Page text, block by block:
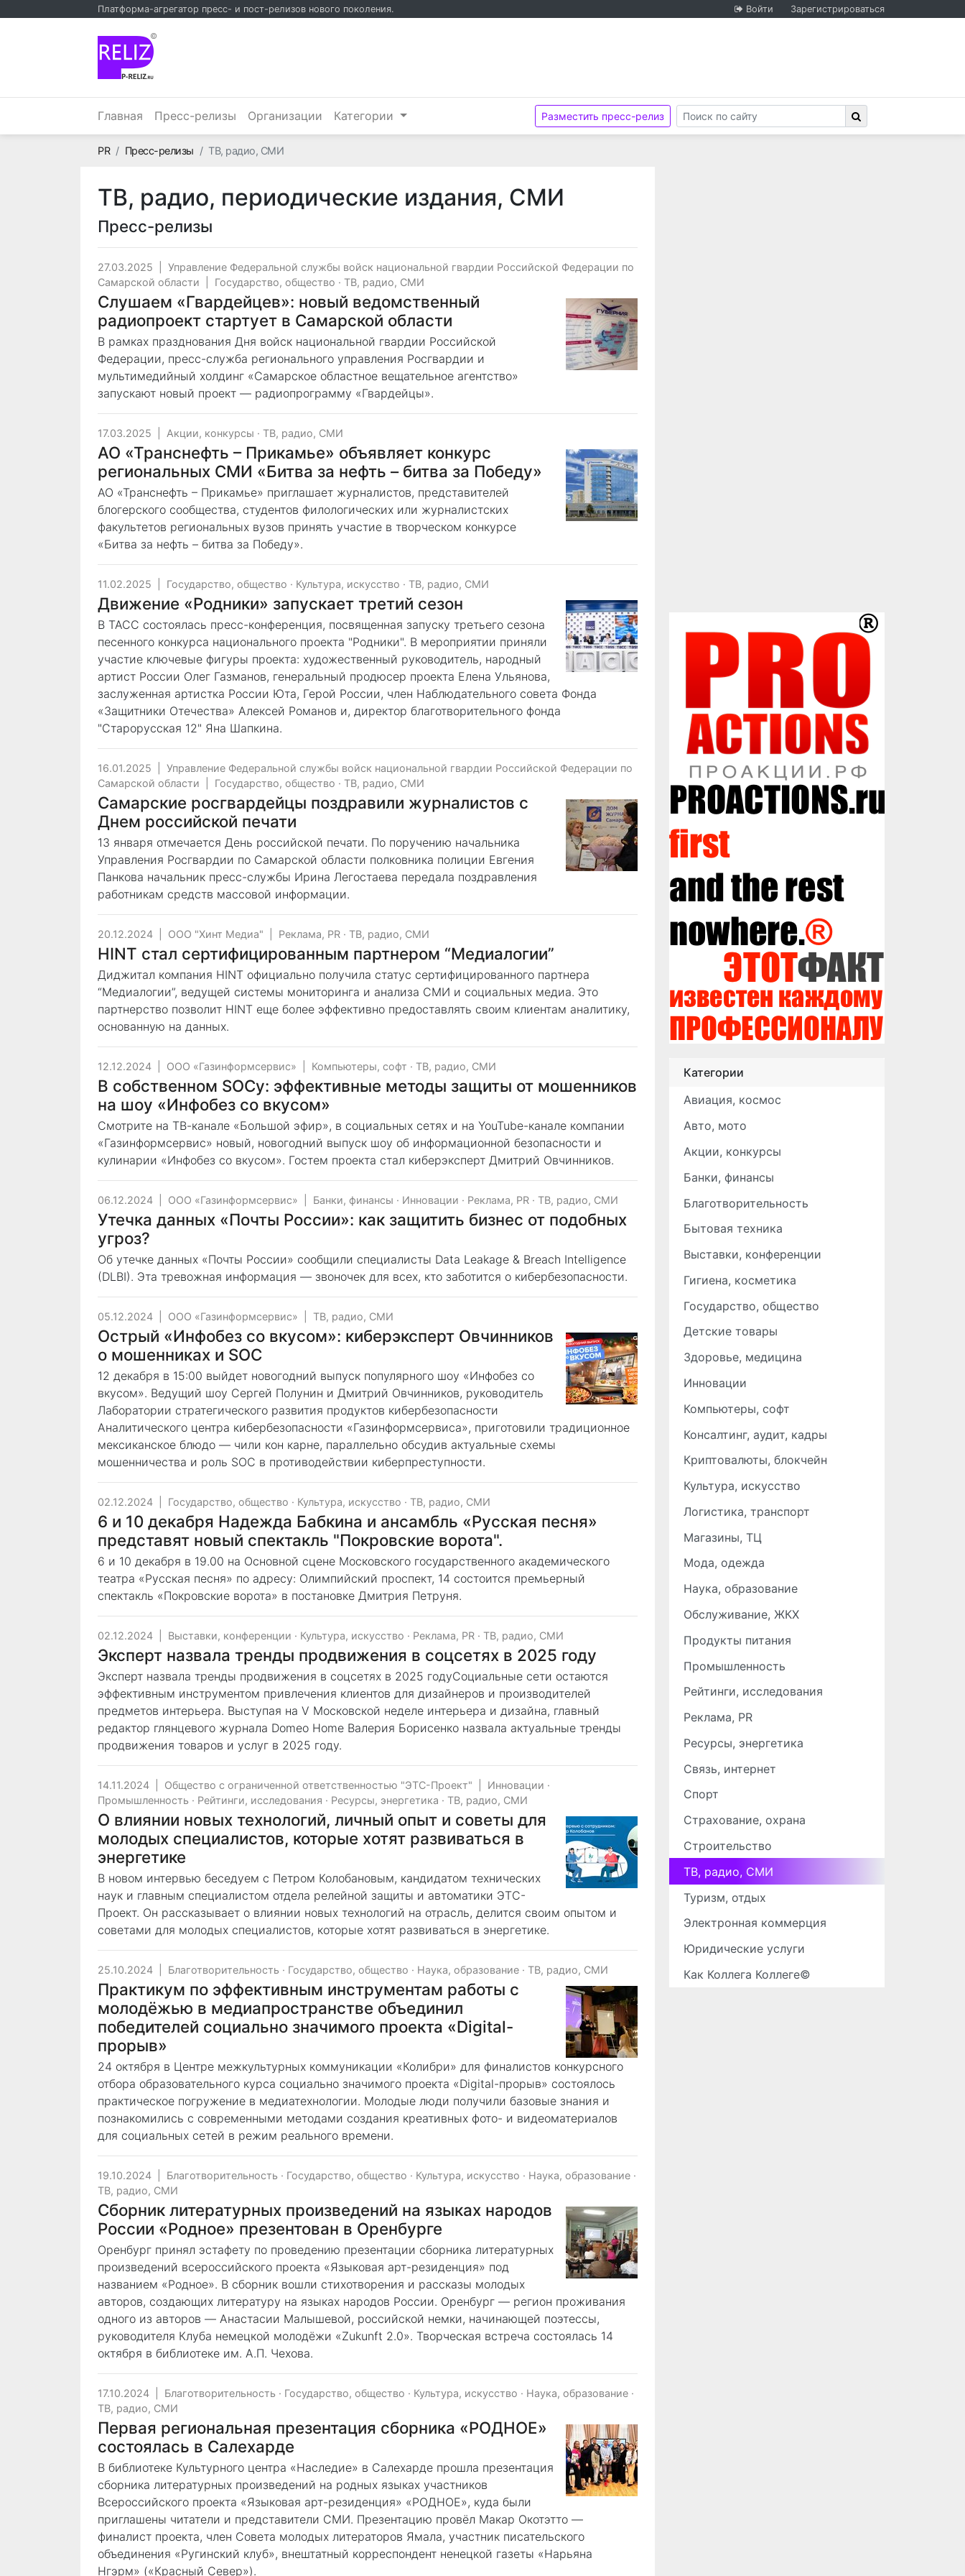
Платформа-агрегатор пресс- и пост-релизов нового поколения. Войти Зарегистрироваться
©
Главная Пресс-релизы Организации Категории Разместить пресс-релиз
PRГлавная
Пресс-релизы ТВ, радио, СМИ
ТВ, радио, периодические издания, СМИ
Пресс-релизы
27.03.2025
Управление Федеральной службы войск национальной гвардии Российской Федерации по
Самарской области
Государство, общество · ТВ, радио, СМИ
Слушаем «Гвардейцев»: новый ведомственный
радиопроект стартует в Самарской области
В рамках празднования Дня войск национальной гвардии Российской
Федерации, пресс-служба регионального управления Росгвардии и
мультимедийный холдинг «Самарское областное вещательное агентство»
запускают новый проект — радиопрограмму «Гвардейцы».
17.03.2025 Акции, конкурсы · ТВ, радио, СМИ
АО «Транснефть – Прикамье» объявляет конкурс
региональных СМИ «Битва за нефть – битва за Победу»
АО «Транснефть – Прикамье» приглашает журналистов, представителей
блогерского сообщества, студентов филологических или журналистских
факультетов региональных вузов принять участие в творческом конкурсе
«Битва за нефть – битва за Победу».
11.02.2025 Государство, общество · Культура, искусство · ТВ, радио, СМИ
Движение «Родники» запускает третий сезон
В ТАСС состоялась пресс-конференция, посвященная запуску третьего сезона
песенного конкурса национального проекта "Родники". В мероприятии приняли
участие ключевые фигуры проекта: художественный руководитель, народный
артист России Олег Газманов, генеральный продюсер проекта Елена Ульянова,
заслуженная артистка России Юта, Герой России, член Наблюдательного совета Фонда
«Защитники Отечества» Алексей Романов и, директор благотворительного фонда
"Старорусская 12" Яна Шапкина.
16.01.2025
Управление Федеральной службы войск национальной гвардии Российской Федерации по
Самарской области
Государство, общество · ТВ, радио, СМИ
Самарские росгвардейцы поздравили журналистов с
Днем российской печати
13 января отмечается День российской печати. По поручению начальника
Управления Росгвардии по Самарской области полковника полиции Евгения
Панкова начальник пресс-службы Ирина Легостаева передала поздравления
работникам средств массовой информации.
20.12.2024 ООО "Хинт Медиа" Реклама, PR · ТВ, радио, СМИ
HINT стал сертифицированным партнером “Медиалогии”
Диджитал компания HINT официально получила статус сертифицированного партнера
“Медиалогии”, ведущей системы мониторинга и анализа СМИ и социальных медиа. Это
партнерство позволит HINT еще более эффективно предоставлять своим клиентам аналитику,
основанную на данных.
12.12.2024 ООО «Газинформсервис» Компьютеры, софт · ТВ, радио, СМИ
В собственном SOCу: эффективные методы защиты от мошенников
на шоу «Инфобез со вкусом»
Смотрите на ТВ-канале «Большой эфир», в социальных сетях и на YouTube-канале компании
«Газинформсервис» новый, новогодний выпуск шоу об информационной безопасности и
кулинарии «Инфобез со вкусом». Гостем проекта стал киберэксперт Дмитрий Овчинников.
06.12.2024 ООО «Газинформсервис» Банки, финансы · Инновации · Реклама, PR · ТВ, радио, СМИ
Утечка данных «Почты России»: как защитить бизнес от подобных
угроз?
Об утечке данных «Почты России» сообщили специалисты Data Leakage & Breach Intelligence
(DLBI). Эта тревожная информация — звоночек для всех, кто заботится о кибербезопасности.
05.12.2024 ООО «Газинформсервис» ТВ, радио, СМИ
Острый «Инфобез со вкусом»: киберэксперт Овчинников
о мошенниках и SOC
12 декабря в 15:00 выйдет новогодний выпуск популярного шоу «Инфобез со
вкусом». Ведущий шоу Сергей Полунин и Дмитрий Овчинников, руководитель
Лаборатории стратегического развития продуктов кибербезопасности
Аналитического центра кибербезопасности «Газинформсервиса», приготовили традиционное
мексиканское блюдо — чили кон карне, параллельно обсудив актуальные схемы
мошенничества и роль SOC в противодействии киберпреступности.
02.12.2024 Государство, общество · Культура, искусство · ТВ, радио, СМИ
6 и 10 декабря Надежда Бабкина и ансамбль «Русская песня»
представят новый спектакль "Покровские ворота".
6 и 10 декабря в 19.00 на Основной сцене Московского государственного академического
театра «Русская песня» по адресу: Олимпийский проспект, 14 состоится премьерный
спектакль «Покровские ворота» в постановке Дмитрия Петруня.
02.12.2024 Выставки, конференции · Культура, искусство · Реклама, PR · ТВ, радио, СМИ
Эксперт назвала тренды продвижения в соцсетях в 2025 году
Эксперт назвала тренды продвижения в соцсетях в 2025 годуСоциальные сети остаются
эффективным инструментом привлечения клиентов для дизайнеров и производителей
предметов интерьера. Выступая на V Московской неделе интерьера и дизайна, главный
редактор глянцевого журнала Domeo Home Валерия Борисенко назвала актуальные тренды
продвижения товаров и услуг в 2025 году.
14.11.2024 Общество с ограниченной ответственностью "ЭТС-Проект" Инновации ·
Промышленность · Рейтинги, исследования · Ресурсы, энергетика · ТВ, радио, СМИ
О влиянии новых технологий, личный опыт и советы для
молодых специалистов, которые хотят развиваться в
энергетике
В новом интервью беседуем с Петром Колобановым, кандидатом технических
наук и главным специалистом отдела релейной защиты и автоматики ЭТС-
Проект. Он рассказывает о влиянии новых технологий на отрасль, делится своим опытом и
советами для молодых специалистов, которые хотят развиваться в энергетике.
25.10.2024 Благотворительность · Государство, общество · Наука, образование · ТВ, радио, СМИ
Практикум по эффективным инструментам работы с
молодёжью в медиапространстве объединил
победителей социально значимого проекта «Digital-
прорыв»
24 октября в Центре межкультурных коммуникации «Колибри» для финалистов конкурсного
отбора образовательного курса социально значимого проекта «Digital-прорыв» состоялось
практическое погружение в медиатехнологии. Молодые люди получили базовые знания и
познакомились с современными методами создания креативных фото- и видеоматериалов
для социальных сетей в режим реального времени.
19.10.2024 Благотворительность · Государство, общество · Культура, искусство · Наука, образование ·
ТВ, радио, СМИ
Сборник литературных произведений на языках народов
России «Родное» презентован в Оренбурге
Оренбург принял эстафету по проведению презентации сборника литературных
произведений всероссийского проекта «Языковая арт-резиденция» под
названием «Родное». В сборник вошли стихотворения и рассказы молодых
авторов, создающих литературу на языках народов России. Оренбург ― регион проживания
одного из авторов ― Анастасии Малышевой, российской немки, начинающей поэтессы,
руководителя Клуба немецкой молодёжи «Zukunft 2.0». Творческая встреча состоялась 14
октября в библиотеке им. А.П. Чехова.
17.10.2024 Благотворительность · Государство, общество · Культура, искусство · Наука, образование ·
ТВ, радио, СМИ
Первая региональная презентация сборника «РОДНОЕ»
состоялась в Салехарде
В библиотеке Культурного центра «Наследие» в Салехарде прошла презентация
сборника литературных произведений на родных языках участников
Всероссийского проекта «Языковая арт-резиденция» «РОДНОЕ», куда были
приглашены читатели и представители СМИ. Презентацию провëл Макар Окотэтто —
финалист проекта, член Совета молодых литераторов Ямала, участник писательского
объединения «Ругинский клуб», внештатный корреспондент ненецкой газеты «Нарьяна
Нгэрм» («Красный Север»).
Категории
Авиация, космос
Авто, мото
Акции, конкурсы
Банки, финансы
Благотворительность
Бытовая техника
Выставки, конференции
Гигиена, косметика
Государство, общество
Детские товары
Здоровье, медицина
Инновации
Компьютеры, софт
Консалтинг, аудит, кадры
Криптовалюты, блокчейн
Культура, искусство
Логистика, транспорт
Магазины, ТЦ
Мода, одежда
Наука, образование
Обслуживание, ЖКХ
Продукты питания
Промышленность
Рейтинги, исследования
Реклама, PR
Ресурсы, энергетика
Связь, интернет
Спорт
Страхование, охрана
Строительство
ТВ, радио, СМИ
Туризм, отдых
Электронная коммерция
Юридические услуги
Как Коллега Коллеге©